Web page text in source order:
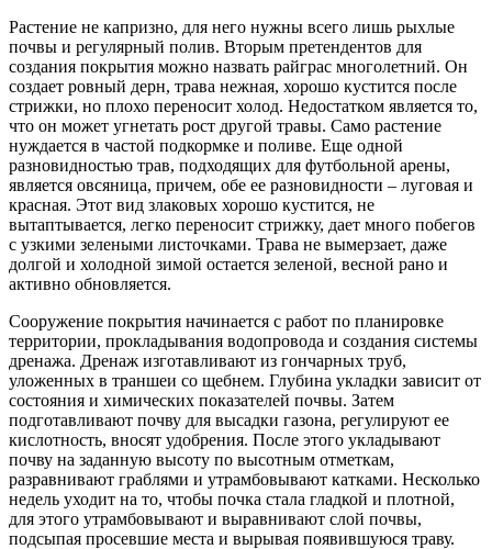
Растение не капризно, для него нужны всего лишь рыхлые
почвы и регулярный полив. Вторым претендентов для
создания покрытия можно назвать райграс многолетний. Он
создает ровный дерн, трава нежная, хорошо кустится после
стрижки, но плохо переносит холод. Недостатком является то,
что он может угнетать рост другой травы. Само растение
нуждается в частой подкормке и поливе. Еще одной
разновидностью трав, подходящих для футбольной арены,
является овсяница, причем, обе ее разновидности – луговая и
красная. Этот вид злаковых хорошо кустится, не
вытаптывается, легко переносит стрижку, дает много побегов
с узкими зелеными листочками. Трава не вымерзает, даже
долгой и холодной зимой остается зеленой, весной рано и
активно обновляется.
Сооружение покрытия начинается с работ по планировке
территории, прокладывания водопровода и создания системы
дренажа. Дренаж изготавливают из гончарных труб,
уложенных в траншеи со щебнем. Глубина укладки зависит от
состояния и химических показателей почвы. Затем
подготавливают почву для высадки газона, регулируют ее
кислотность, вносят удобрения. После этого укладывают
почву на заданную высоту по высотным отметкам,
разравнивают граблями и утрамбовывают катками. Несколько
недель уходит на то, чтобы почка стала гладкой и плотной,
для этого утрамбовывают и выравнивают слой почвы,
подсыпая просевшие места и вырывая появившуюся траву.